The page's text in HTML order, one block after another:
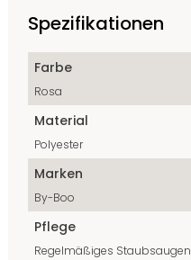
Spezifikationen
Farbe
Rosa
Material
Polyester
Marken
By-Boo
Pflege
Regelmäßiges Staubsaugen